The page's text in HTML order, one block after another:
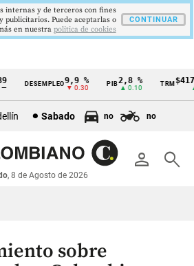
DESEMPLEO 9,9 %
▼ 0.30
PIB2,8 %
▲ 0.10
TRM
▲
Sabado no no
person search
, 8 de Agosto de 2026
sobre
internas y de terceros con fines
publicitarios. Puede aceptarlas o
en nuestra politica de cookies
CONTINUAR